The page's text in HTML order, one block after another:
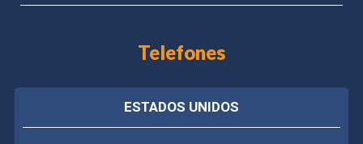
Telefones
ESTADOS UNIDOS